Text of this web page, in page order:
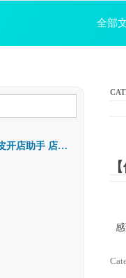
全部
【使用介绍】创想SHOPEE虾皮开店助手 店群操作软件 多店铺操作 多店铺聊天消息接收